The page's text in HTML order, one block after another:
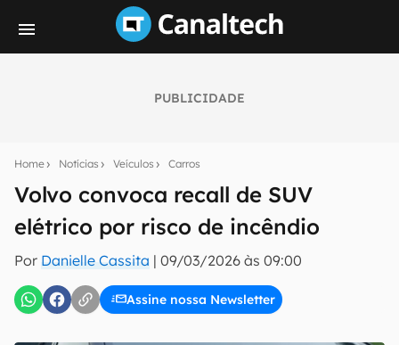
PUBLICIDADE
Home Notícias Veículos Carros
Volvo convoca recall de SUV
elétrico por risco de incêndio
Por Danielle Cassita | 09/03/2026 às 09:00
Assine nossa Newsletter
notícias e reviews sobre tecnologia em primeira
mão.
E-mail
inscreva-se